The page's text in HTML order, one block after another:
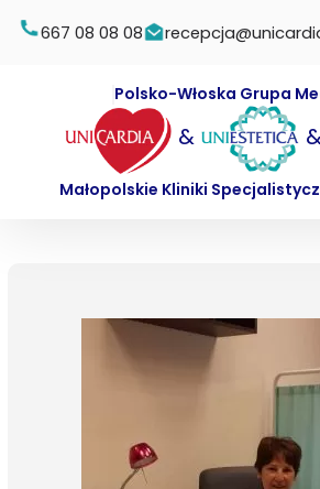
667 08 08 08
Polsko-Włoska Grupa
&
Małopolskie Kliniki